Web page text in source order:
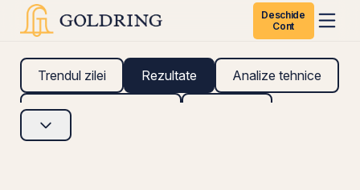
Deschide
Cont
Trendul zilei Rezultate Analize tehnice
Analize fundamentale